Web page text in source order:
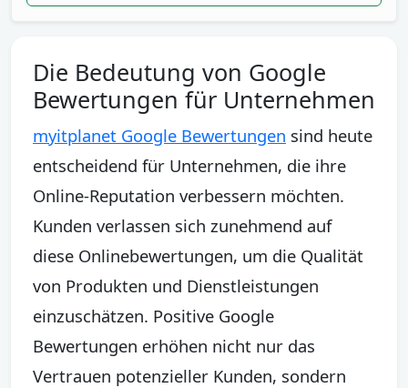
Die Bedeutung von Google
Bewertungen für Unternehmen
myitplanet Google Bewertungen sind heute
entscheidend für Unternehmen, die ihre
Online-Reputation verbessern möchten.
Kunden verlassen sich zunehmend auf
diese Onlinebewertungen, um die Qualität
von Produkten und Dienstleistungen
einzuschätzen. Positive Google
Bewertungen erhöhen nicht nur das
Vertrauen potenzieller Kunden, sondern